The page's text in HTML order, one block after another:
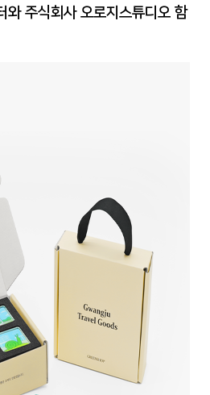
와 주식회사 오로지스튜디오 함